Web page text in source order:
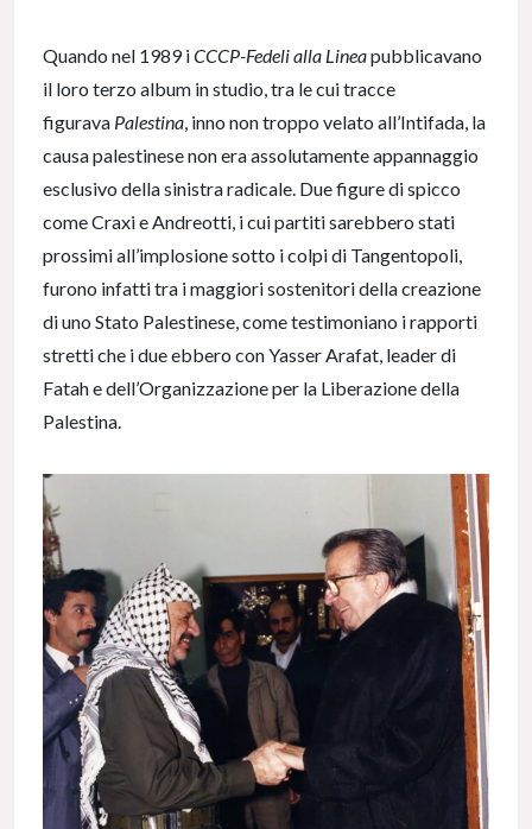
Quando nel 1989 iCCCP-Fedeli alla Lineapubblicavano
il loro terzo album in studio, tra le cui tracce
figurava Palestina, inno non troppo velato all’Intifada, la
causa palestinese non era assolutamente appannaggio
esclusivo della sinistra radicale. Due figure di spicco
come Craxi e Andreotti, i cui partiti sarebbero stati
prossimi all’implosione sotto i colpi di Tangentopoli,
furono infatti tra i maggiori sostenitori della creazione
di uno Stato Palestinese, come testimoniano i rapporti
stretti che i due ebbero con Yasser Arafat, leader di
Fatah e dell’Organizzazione per la Liberazione della
Palestina.